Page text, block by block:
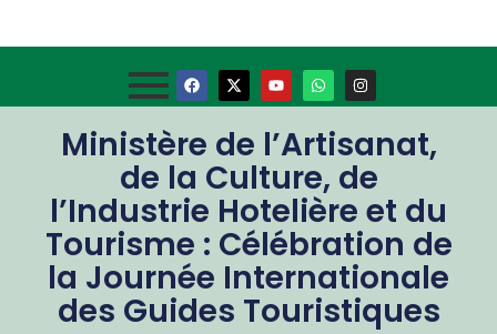
Ministère de l’Artisanat,
de la Culture, de
l’Industrie Hotelière et du
Tourisme : Célébration de
la Journée Internationale
des Guides Touristiques